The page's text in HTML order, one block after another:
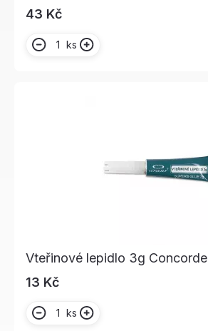
43 Kč
ks
Vteřinové lepidlo 3g Concorde
13 Kč
ks